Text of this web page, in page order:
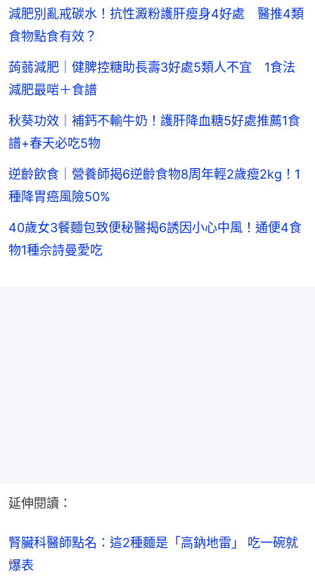
減肥別亂戒碳水！抗性澱粉護肝瘦身4好處 醫推4類
食物點食有效？
蒟蒻減肥｜健脾控糖助長壽3好處5類人不宜 1食法
減肥最啱＋食譜
秋葵功效｜補鈣不輸牛奶！護肝降血糖5好處推薦1食
譜+春天必吃5物
逆齡飲食｜營養師揭6逆齡食物8周年輕2歲瘦2kg！1
種降胃癌風險50%
40歲女3餐麵包致便秘醫揭6誘因小心中風！通便4食
物1種佘詩曼愛吃
延伸閱讀：
腎臟科醫師點名：這2種麵是「高鈉地雷」 吃一碗就
爆表